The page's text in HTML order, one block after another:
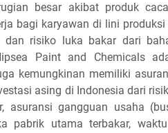
besar akibat produk
bagi karyawan di lini
dan risiko luka bakar dari
Paint and Chemicals
kemungkinan memiliki
asing di Indonesia dari
asuransi gangguan usaha
pabrik utama terbakar,